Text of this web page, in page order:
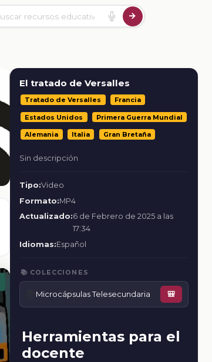
El tratado de Versalles
Tratado de Versalles Francia
Estados Unidos Primera Guerra Mundial
Alemania Italia Gran Bretaña
Sin descripción
Tipo:Video
Formato:MP4
Actualizado:6 de Febrero de 2025 a las
17:34
Idiomas:Español
📚 COLECCIONES
Microcápsulas Telesecundaria 🎒
Herramientas para el
docente